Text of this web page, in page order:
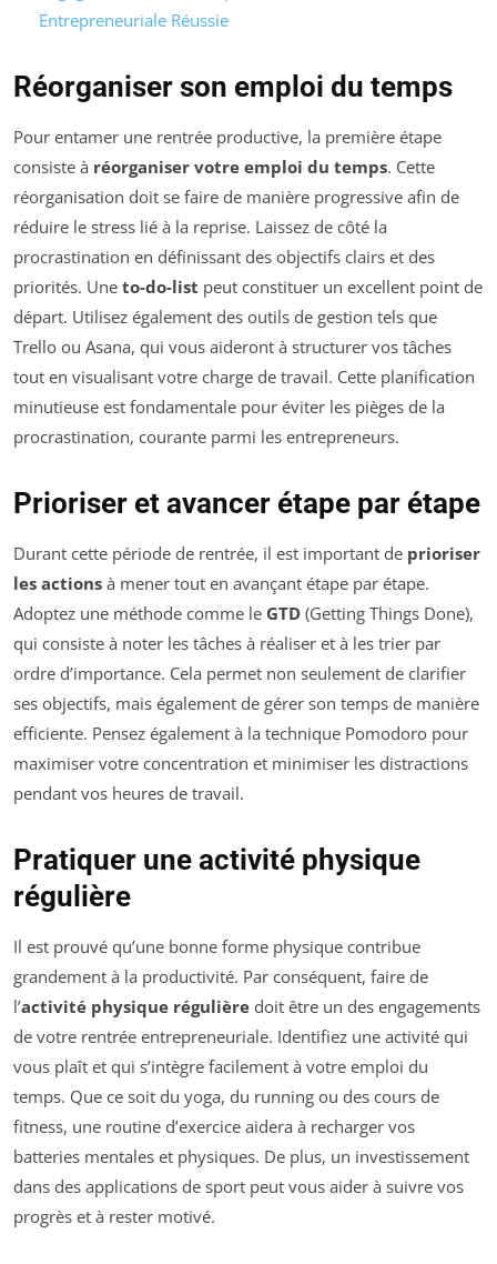
Entrepreneuriale Réussie
Réorganiser son emploi du temps
Pour entamer une rentrée productive, la première étape
consiste à réorganiser votre emploi du temps. Cette
réorganisation doit se faire de manière progressive afin de
réduire le stress lié à la reprise. Laissez de côté la
procrastination en définissant des objectifs clairs et des
priorités. Une to-do-list peut constituer un excellent point de
départ. Utilisez également des outils de gestion tels que
Trello ou Asana, qui vous aideront à structurer vos tâches
tout en visualisant votre charge de travail. Cette planification
minutieuse est fondamentale pour éviter les pièges de la
procrastination, courante parmi les entrepreneurs.
Prioriser et avancer étape par étape
Durant cette période de rentrée, il est important de prioriser
les actions à mener tout en avançant étape par étape.
Adoptez une méthode comme le GTD (Getting Things Done),
qui consiste à noter les tâches à réaliser et à les trier par
ordre d’importance. Cela permet non seulement de clarifier
ses objectifs, mais également de gérer son temps de manière
efficiente. Pensez également à la technique Pomodoro pour
maximiser votre concentration et minimiser les distractions
pendant vos heures de travail.
Pratiquer une activité physique
régulière
Il est prouvé qu’une bonne forme physique contribue
grandement à la productivité. Par conséquent, faire de
l’activité physique régulière doit être un des engagements
de votre rentrée entrepreneuriale. Identifiez une activité qui
vous plaît et qui s’intègre facilement à votre emploi du
temps. Que ce soit du yoga, du running ou des cours de
fitness, une routine d’exercice aidera à recharger vos
batteries mentales et physiques. De plus, un investissement
dans des applications de sport peut vous aider à suivre vos
progrès et à rester motivé.